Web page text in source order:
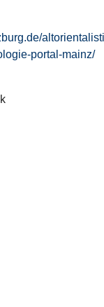
portal-mainz/